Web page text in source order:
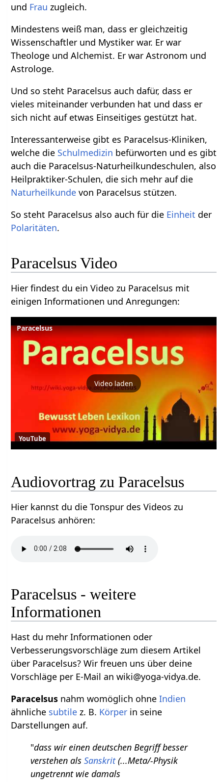
und Frau zugleich.
Mindestens weiß man, dass er gleichzeitig
Wissenschaftler und Mystiker war. Er war
Theologe und Alchemist. Er war Astronom und
Astrologe.
Und so steht Paracelsus auch dafür, dass er
vieles miteinander verbunden hat und dass er
sich nicht auf etwas Einseitiges gestützt hat.
Interessanterweise gibt es Paracelsus-Kliniken,
welche die Schulmedizin befürworten und es gibt
auch die Paracelsus-Naturheilkundeschulen, also
Heilpraktiker-Schulen, die sich mehr auf die
Naturheilkunde von Paracelsus stützen.
So steht Paracelsus also auch für die Einheit der
Polaritäten.
Paracelsus Video
Hier findest du ein Video zu Paracelsus mit
einigen Informationen und Anregungen:
Paracelsus
Video laden
YouTube
Audiovortrag zu Paracelsus
Hier kannst du die Tonspur des Videos zu
Paracelsus anhören:
Paracelsus - weitere
Informationen
Hast du mehr Informationen oder
Verbesserungsvorschläge zum diesem Artikel
über Paracelsus? Wir freuen uns über deine
Vorschläge per E-Mail an wiki@yoga-vidya.de.
Paracelsus nahm womöglich ohneIndien
ähnliche subtile z. B. Körper in seine
Darstellungen auf.
"dass wir einen deutschen Begriff besser
verstehen alsSanskrit(...Meta/-Physik
ungetrennt wie damals